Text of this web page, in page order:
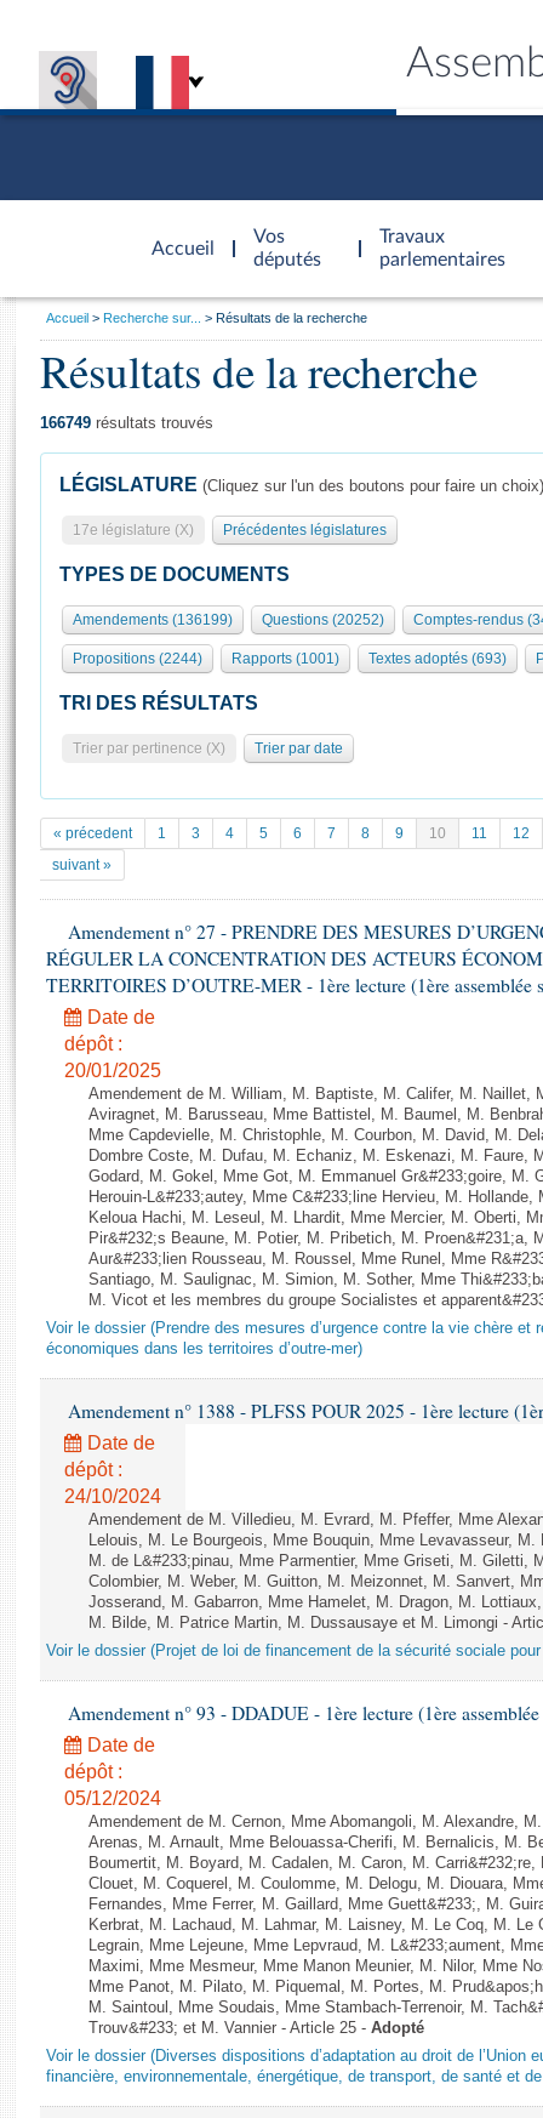
Accueil
d'accueil
Vos
députés
Travaux
parlementaires
Présidence
577 députés
Groupes politiques
Séance publique
Commissions et autres organes
Europe et International
Pétitions
Documents parlementaires
Projets de loi
Propositions de loi
Amendements
Textes adoptés
Rapports d'information
Rapports d'enquête
Rapports législatifs
Rapports sur l'application des lois
Baromètre de l’application des lois
Dossiers législatifs
Budget et sécurité sociale
Comptes rendus des débats
Général
Rôle et pouvoirs de l'Assemblée
Organisation de l'Assemblée
Présidence Conférence des Présidents Bureau Collège des
Statistiques et chiffres clés
Documents de référence
( Constitution | Règlement de l'Assemblée ... )
Histoire
Juniors
Anciennes législatures
Liens vers les sites publics
Visiter l'Assemblée
Visite virtuelle du palais Bourbon
Assister à une séance
La Bibliothèque
Les archives
Photos libres de droit
Vous
Accueil Recherche sur... Résultats de la recherche
Résultats de la recherche
166749 résultats trouvés
LÉGISLATURE (Cliquez sur l'un des boutons pour faire un choix)
17e législature (X) Précédentes législatures
TYPES DE DOCUMENTS
Amendements (136199) Questions (20252) Comptes-rendus
Propositions (2244) Rapports (1001) Textes adoptés (693)
TRI DES RÉSULTATS
Trier par pertinence (X) Trier par date
« précedent 1 3 4 5 6 7 8 9 10 11
12
suivant »
Amendement n° 27 - PRENDRE DES MESURES
RÉGULER LA CONCENTRATION DES ACTEURS
TERRITOIRES D’OUTRE-MER - 1ère lecture (1ère assemblée
Date de
dépôt :
20/01/2025
Amendement de M. William, M. Baptiste, M. Califer, M. Naillet,
Aviragnet, M. Barusseau, Mme Battistel, M. Baumel, M.
Mme Capdevielle, M. Christophle, M. Courbon, M. David, M.
Dombre Coste, M. Dufau, M. Echaniz, M. Eskenazi, M. Faure,
Godard, M. Gokel, Mme Got, M. Emmanuel Gr&#233;goire, M.
Herouin-L&#233;autey, Mme C&#233;line Hervieu, M.
Keloua Hachi, M. Leseul, M. Lhardit, Mme Mercier, M. Oberti,
Pir&#232;s Beaune, M. Potier, M. Pribetich, M. Proen&#231;a,
Aur&#233;lien Rousseau, M. Roussel, Mme Runel, Mme
Santiago, M. Saulignac, M. Simion, M. Sother, Mme
M. Vicot et les membres du groupe Socialistes et
Voir le dossier (Prendre des mesures d’urgence contre la vie chère et
économiques dans les territoires d’outre-mer)
Amendement n° 1388 - PLFSS POUR 2025 - 1ère lecture
Date de
dépôt :
24/10/2024
Amendement de M. Villedieu, M. Evrard, M. Pfeffer, Mme
Lelouis, M. Le Bourgeois, Mme Bouquin, Mme Levavasseur,
M. de L&#233;pinau, Mme Parmentier, Mme Griseti, M. Giletti,
Colombier, M. Weber, M. Guitton, M. Meizonnet, M. Sanvert,
Josserand, M. Gabarron, Mme Hamelet, M. Dragon, M.
M. Bilde, M. Patrice Martin, M. Dussausaye et M. Limongi -
Voir le dossier (Projet de loi de financement de la sécurité sociale pour
Amendement n° 93 - DDADUE - 1ère lecture (1ère
Date de
dépôt :
05/12/2024
Amendement de M. Cernon, Mme Abomangoli, M. Alexandre,
Arenas, M. Arnault, Mme Belouassa-Cherifi, M. Bernalicis, M.
Boumertit, M. Boyard, M. Cadalen, M. Caron, M.
Clouet, M. Coquerel, M. Coulomme, M. Delogu, M. Diouara,
Fernandes, Mme Ferrer, M. Gaillard, Mme Guett&#233;, M.
Kerbrat, M. Lachaud, M. Lahmar, M. Laisney, M. Le Coq, M. Le
Legrain, Mme Lejeune, Mme Lepvraud, M. L&#233;aument,
Maximi, Mme Mesmeur, Mme Manon Meunier, M. Nilor, Mme
Mme Panot, M. Pilato, M. Piquemal, M. Portes, M.
M. Saintoul, Mme Soudais, Mme Stambach-Terrenoir, M.
Trouv&#233; et M. Vannier - Article 25 - Adopté
Voir le dossier (Diverses dispositions d’adaptation au droit de l’Union
financière, environnementale, énergétique, de transport, de santé et